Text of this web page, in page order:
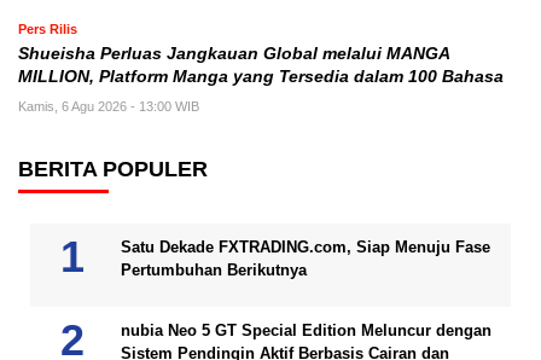
Pers Rilis
Shueisha Perluas Jangkauan Global melalui MANGA
MILLION, Platform Manga yang Tersedia dalam 100 Bahasa
Kamis, 6 Agu 2026 - 13:00 WIB
BERITA POPULER
Satu Dekade FXTRADING.com, Siap Menuju Fase
Pertumbuhan Berikutnya
nubia Neo 5 GT Special Edition Meluncur dengan
Sistem Pendingin Aktif Berbasis Cairan dan